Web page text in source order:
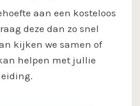
aan een kosteloos
deze dan zo snel
kijken we samen of
helpen met jullie